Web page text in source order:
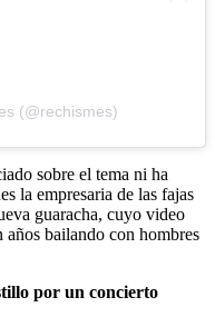
(@rechismes)
sobre el tema ni ha
la empresaria de las fajas
guaracha, cuyo video
años bailando con hombres
por un concierto